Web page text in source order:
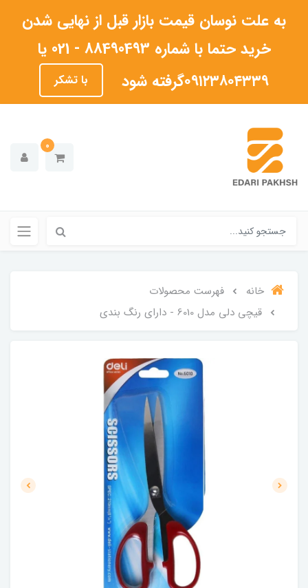
به علت نوسان قیمت بازار قبل از نهایی شدن
خرید حتما با شماره 88490493 - 021 یا
۰۹۱۲۳۸۰۴۳۳۹گرفته شود
با تشکر
0
خانه
فهرست محصولات
قیچی دلی مدل 6010 - دارای رنگ بندی